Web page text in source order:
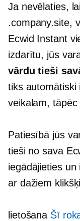
Ja nevēlaties,
.company.site,
Ecwid Instant
izdarītu, jūs
vārdu tieši
tiks automātiski
veikalam,
Patiesībā jūs
tieši no sava
iegādājieties un
ar dažiem
lietošana Šī